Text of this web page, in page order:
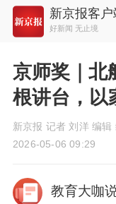
新京报客户
好新闻 无止境
京师奖｜北
根讲台，以
新京报 记者 刘洋 编辑
2026-05-06 09:29
教育大咖